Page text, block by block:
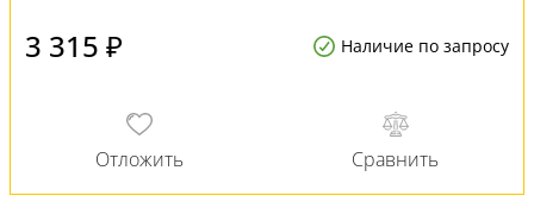
3 315 ₽ Наличие по запросу